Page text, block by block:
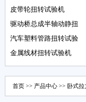
皮带轮扭转试验机
驱动桥总成半轴动静扭
汽车塑料管路扭转试验
金属线材扭转试验机
首页 >> 产品中心 >> 卧式